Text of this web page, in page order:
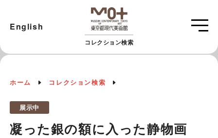
コレクション検索
English
ホーム コレクション検索
展示中
凝った銀の額に入った静物画